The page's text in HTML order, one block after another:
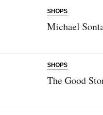
SHOPS
Michael
SHOPS
The Good